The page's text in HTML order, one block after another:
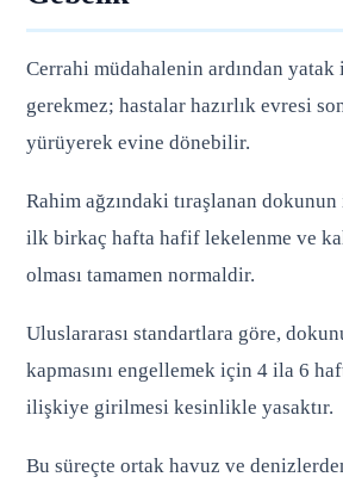
Cerrahi müdahalenin ardından
gerekmez; hastalar hazırlık evresi
yürüyerek evine dönebilir.
Rahim ağzındaki tıraşlanan
ilk birkaç hafta hafif lekelenme ve
olması tamamen normaldir.
Uluslararası standartlara göre,
kapmasını engellemek için 4 ila 6
ilişkiye girilmesi kesinlikle yasaktır.
Bu süreçte ortak havuz ve